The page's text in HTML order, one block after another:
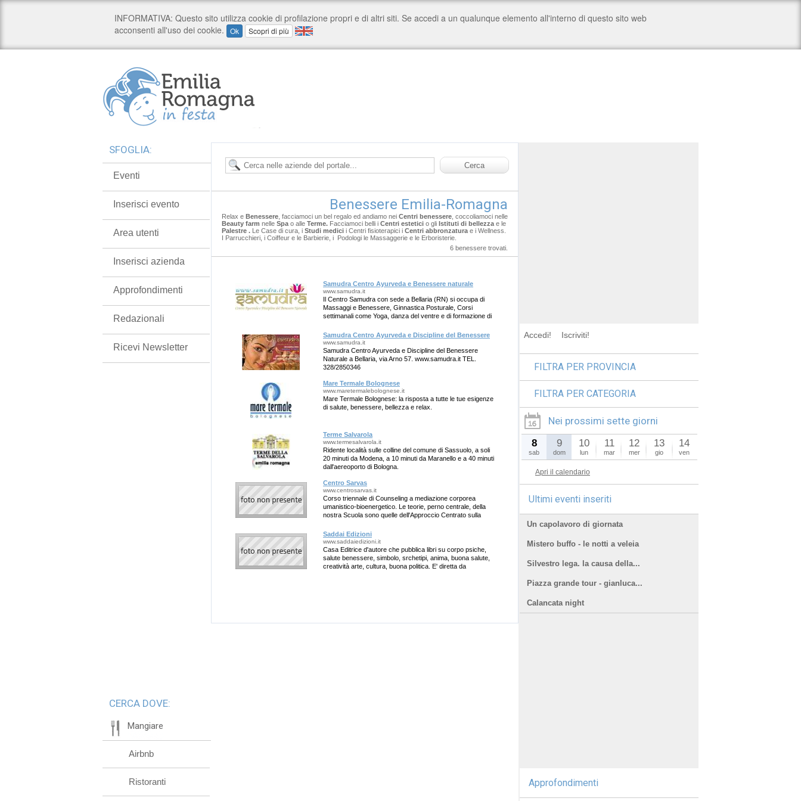
Benessere Emilia-Romagna
Relax e Benessere , facciamoci un bel regalo ed andiamo nei Centri benessere , coccoliamoci nelle
Beauty farm nelle Spa o alle Terme. Facciamoci belli i Centri estetici o gli Istituti di bellezza e le
Palestre . Le Case di cura, i Studi medici i Centri fisioterapici i Centri abbronzatura e i Wellness.
I Parrucchieri, i Coiffeur e le Barbierie, i Podologi le Massaggerie e le Erboristerie.
6 benessere trovati.
Samudra Centro Ayurveda e Benessere naturale
www.samudra.it
Il Centro Samudra con sede a Bellaria (RN) si occupa di
Massaggi e Benessere, Ginnastica Posturale, Corsi
settimanali come Yoga, danza del ventre e di formazione di
Samudra Centro Ayurveda e Discipline del Benessere
www.samudra.it
Samudra Centro Ayurveda e Discipline del Benessere
Naturale a Bellaria, via Arno 57. www.samudra.it TEL.
328/2850346
Mare Termale Bolognese
www.maretermalebolognese.it
Mare Termale Bolognese: la risposta a tutte le tue esigenze
di salute, benessere, bellezza e relax.
Terme Salvarola
www.termesalvarola.it
Ridente località sulle colline del comune di Sassuolo, a soli
20 minuti da Modena, a 10 minuti da Maranello e a 40 minuti
dall'aereoporto di Bologna.
Centro Sarvas
www.centrosarvas.it
Corso triennale di Counseling a mediazione corporea
umanistico-bioenergetico. Le teorie, perno centrale, della
nostra Scuola sono quelle dell'Approccio Centrato sulla
Saddai Edizioni
www.saddaiedizioni.it
Casa Editrice d'autore che pubblica libri su corpo psiche,
salute benessere, simbolo, srchetipi, anima, buona salute,
creatività arte, cultura, buona politica. E' diretta da
SFOGLIA:
Eventi
Inserisci evento
Area utenti
Inserisci azienda
Approfondimenti
Redazionali
Ricevi Newsletter
CERCA DOVE:
Mangiare
Airbnb
Ristoranti
Accedi! Iscriviti!
FILTRA PER PROVINCIA
FILTRA PER CATEGORIA
Nei prossimi sette giorni
8
sab
9
dom
10
lun
11
mar
12
mer
13
gio
14
ven
Apri il calendario
Ultimi eventi inseriti
Un capolavoro di giornata
Mistero buffo - le notti a veleia
Silvestro lega. la causa della...
Piazza grande tour - gianluca...
Calancata night
Approfondimenti